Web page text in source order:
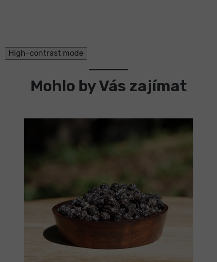
High-contrast mode
Mohlo by Vás zajímat